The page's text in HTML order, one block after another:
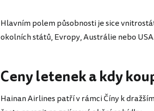
Hlavním polem působnosti je sice
okolních států, Evropy, Austrálie nebo USA.
Ceny letenek a kdy
Hainan Airlines patří v rámci Číny k